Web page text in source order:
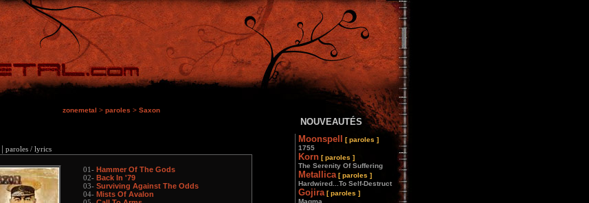
zonemetal > paroles > Saxon
| paroles / lyrics
01- Hammer Of The Gods
02- Back In '79
03- Surviving Against The Odds
04- Mists Of Avalon
NOUVEAUTÉS
Moonspell
[ paroles ]
1755
Korn [ paroles ]
The Serenity Of Suffering
Metallica [ paroles ]
Hardwired...To Self-Destruct
Gojira [ paroles ]
Magma